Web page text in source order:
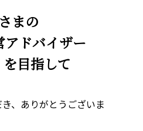
まの
アドバイザー
目指して
、ありがとうございま